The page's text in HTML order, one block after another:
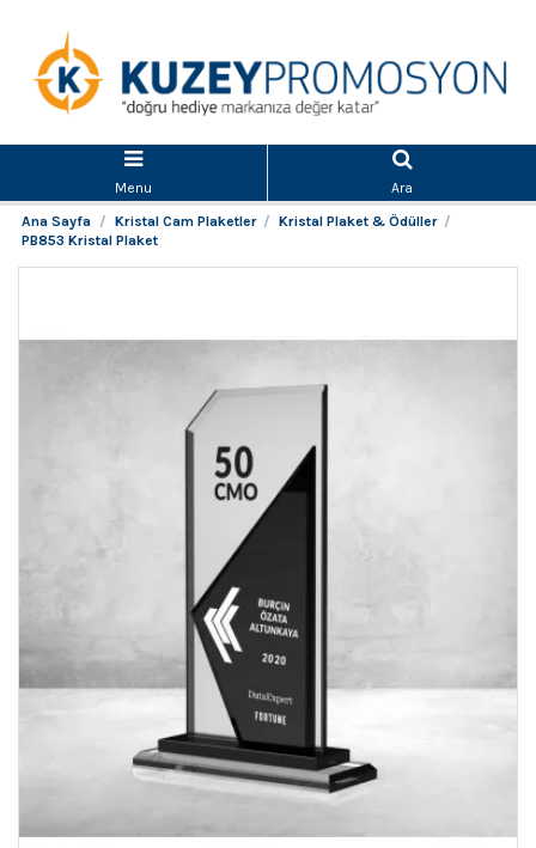
Menu
Ara
Ana Sayfa
Kristal Cam Plaketler
Kristal Plaket & Ödüller
PB853 Kristal Plaket